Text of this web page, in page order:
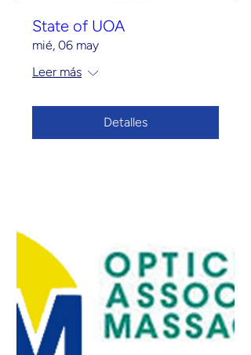
State of UOA
mié, 06 may
Leer más
Detalles